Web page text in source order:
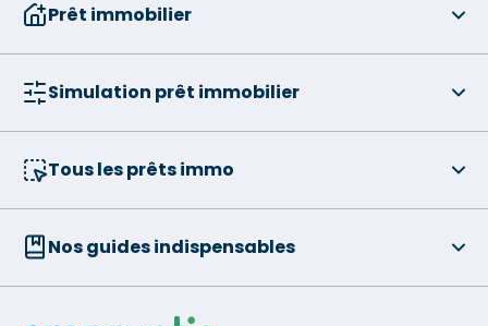
Prêt immobilier
Simulation prêt immobilier
Tous les prêts immo
Nos guides indispensables